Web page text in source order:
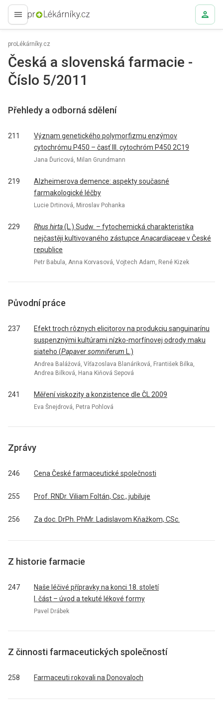
proLékaře.cz
proLékárníky.cz
Česká a slovenská farmacie -
Číslo 5/2011
Přehledy a odborná sdělení
211
Význam genetického polymorfizmu enzýmov
cytochrómu P450 – časť III. cytochróm P450 2C19
Jana Ďuricová, Milan Grundmann
219
Alzheimerova demence: aspekty současné
farmakologické léčby
Lucie Drtinová, Miroslav Pohanka
229 Rhus hirta(L.) Sudw. – fytochemická charakteristika
nejčastěji kultivovaného zástupce Anacardiaceaev České
republice
Petr Babula, Anna Korvasová, Vojtech Adam, René Kizek
Původní práce
237
Efekt troch rôznych elicitorov na produkciu sanguinarínu
suspenznými kultúrami nízko-morfínovej odrody maku
siateho (Papaver somniferum L.)
Andrea Balážová, Víťazoslava Blanáriková, František Bilka,
Andrea Bilková, Hana Kiňová Sepová
241 Měření viskozity a konzistence dle ČL 2009
Eva Šnejdrová, Petra Pohlová
Zprávy
246 Cena České farmaceutické společnosti
255 Prof. RNDr. Viliam Foltán, Csc., jubiluje
256 Za doc. DrPh. PhMr. Ladislavom Kňažkom, CSc.
Z historie farmacie
247
Naše léčivé přípravky na konci 18. století
I. část – úvod a tekuté lékové formy
Pavel Drábek
Z činnosti farmaceutických společností
258 Farmaceuti rokovali na Donovaloch